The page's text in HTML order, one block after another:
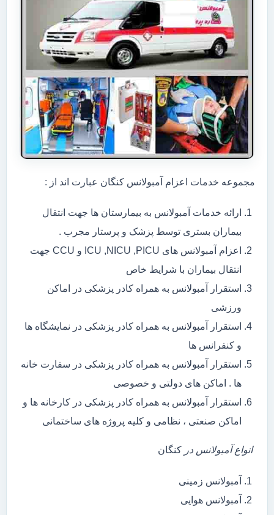
مجموعه خدمات اعزام آمبولانس کنگان عبارت اند از :
ارائه خدمات آمبولانس به بیمارستان ها جهت انتقال
بیماران بستری توسط پزشک و پرستار مجرب .
اعزام آمبولانس های ICU ,NICU ,PICU و CCU جهت
انتقال بیماران با شرایط خاص
استقرار آمبولانس به همراه کادر پزشکی در اماکن
ورزشی
استقرار آمبولانس به همراه کادر پزشکی در نمایشگاه ها
و کنفرانس ها
استقرار آمبولانس به همراه کادر پزشکی در سفارت خانه
ها . اماکن های دولتی و خصوصی
استقرار آمبولانس به همراه کادر پزشکی در کارخانه ها و
اماکن صنعتی ، نظامی و کلیه پروژه های ساختمانی
انواع آمبولانس در کنگان
آمبولانس زمینی
آمبولانس هوایی